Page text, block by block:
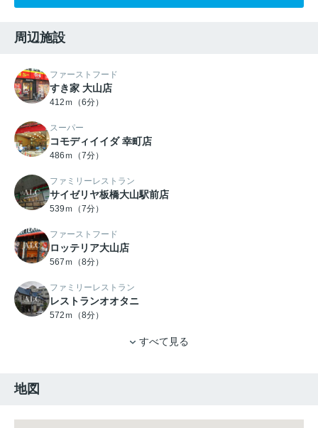
周辺施設
ファーストフード
すき家 大山店
412ｍ（6分）
スーパー
コモディイイダ 幸町店
486ｍ（7分）
ファミリーレストラン
サイゼリヤ板橋大山駅前店
539ｍ（7分）
ファーストフード
ロッテリア大山店
567ｍ（8分）
ファミリーレストラン
レストランオオタニ
572ｍ（8分）
すべて見る
地図